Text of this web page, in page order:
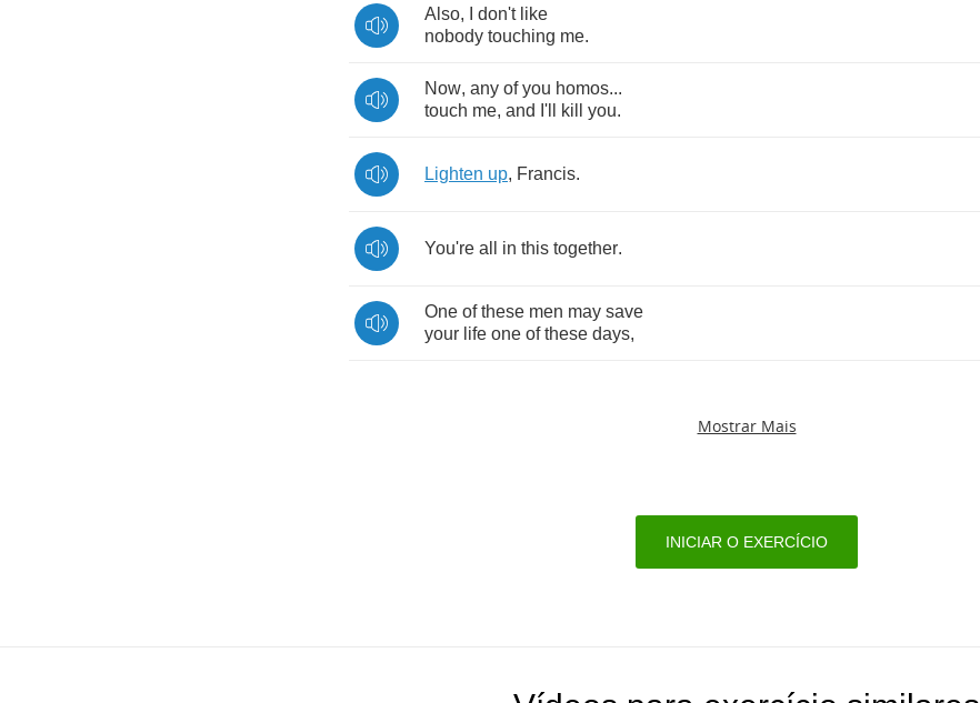
Also, don't like
nobody touching me.
Now, any of you homos...
touch me, and I'll kill you.
Lighten up, Francis.
You're all in this together.
One of these men may save
your life one of these days,
Mostrar Mais
INICIAR O EXERCÍCIO